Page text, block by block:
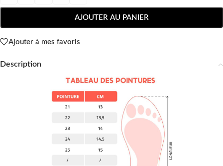
AJOUTER AU PANIER
Ajouter à mes favoris
Description